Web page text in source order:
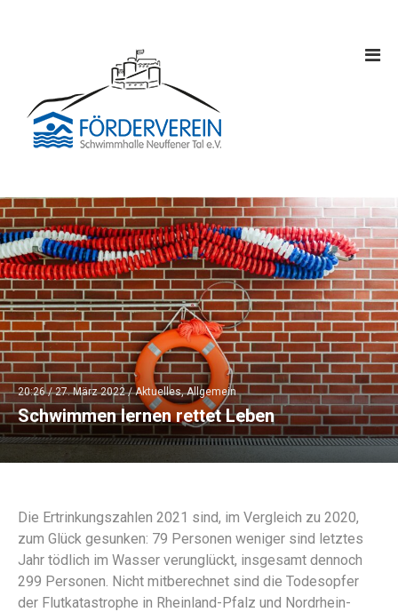
20:26 /27. März 2022/Aktuelles,Allgemein
Schwimmen lernen rettet Leben
Die Ertrinkungszahlen 2021 sind, im Vergleich zu 2020,
zum Glück gesunken: 79 Personen weniger sind letztes
Jahr tödlich im Wasser verunglückt, insgesamt dennoch
299 Personen. Nicht mitberechnet sind die Todesopfer
der Flutkatastrophe in Rheinland-Pfalz und Nordrhein-